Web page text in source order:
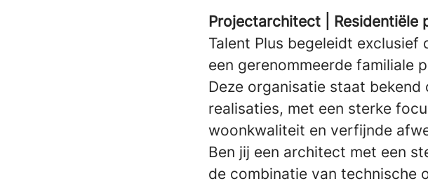
Projectarchitect | Residentiële
Talent Plus begeleidt
een gerenommeerde familiale
Deze organisatie staat
realisaties, met een sterke
woonkwaliteit en verfijnde
Ben jij een architect met een
de combinatie van technische